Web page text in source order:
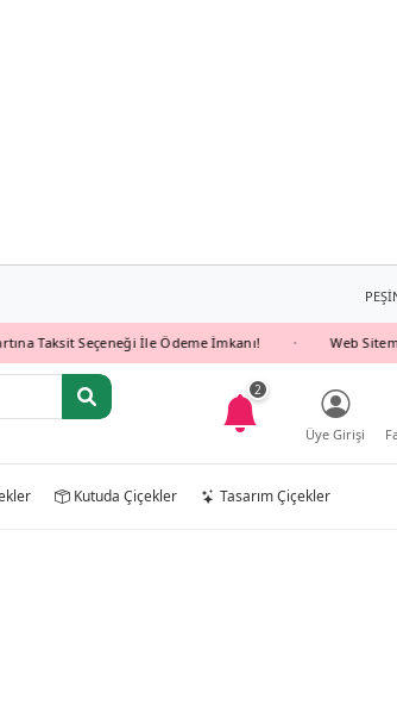
Seçeneği İle Ödeme İmkanı! • Web Sitemiz
2
Üye Girişi
Kutuda Çiçekler Tasarım Çiçekler